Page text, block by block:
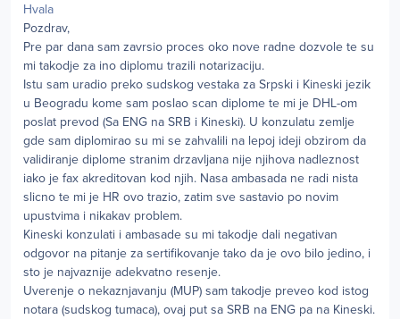
Hvala
Pozdrav,
Pre par dana sam zavrsio proces oko nove radne dozvole te su
mi takodje za ino diplomu trazili notarizaciju.
Istu sam uradio preko sudskog vestaka za Srpski i Kineski jezik
u Beogradu kome sam poslao scan diplome te mi je DHL-om
poslat prevod (Sa ENG na SRB i Kineski). U konzulatu zemlje
gde sam diplomirao su mi se zahvalili na lepoj ideji obzirom da
validiranje diplome stranim drzavljana nije njihova nadleznost
iako je fax akreditovan kod njih. Nasa ambasada ne radi nista
slicno te mi je HR ovo trazio, zatim sve sastavio po novim
upustvima i nikakav problem.
Kineski konzulati i ambasade su mi takodje dali negativan
odgovor na pitanje za sertifikovanje tako da je ovo bilo jedino, i
sto je najvaznije adekvatno resenje.
Uverenje o nekaznjavanju (MUP) sam takodje preveo kod istog
notara (sudskog tumaca), ovaj put sa SRB na ENG pa na Kineski.